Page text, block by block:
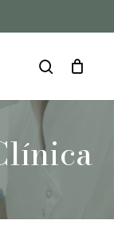
search
Close